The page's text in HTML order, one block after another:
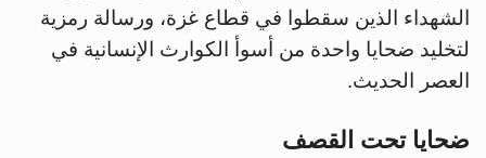
الشهداء الذين سقطوا في قطاع غزة، ورسالة رمزية
لتخليد ضحايا واحدة من أسوأ الكوارث الإنسانية في
العصر الحديث.
ضحايا تحت القصف